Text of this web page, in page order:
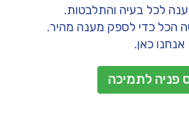
לכל בעיה והתלבטות.
הכל כדי לספק מענה מהיר.
אנחנו כאן.
פניה לתמיכה